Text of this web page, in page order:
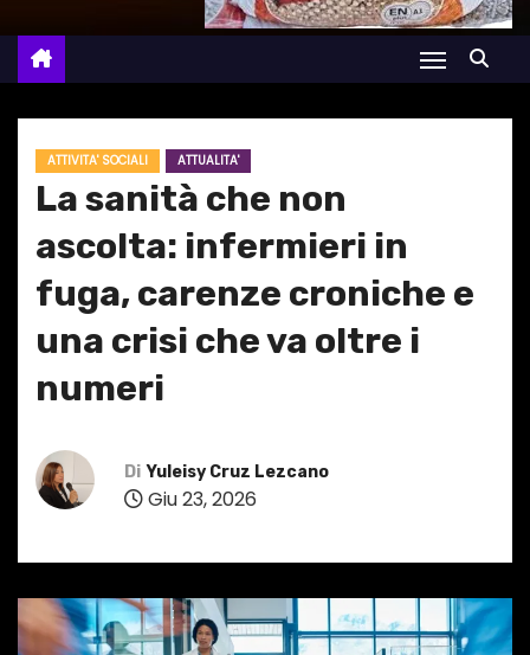
ATTIVITA' SOCIALI ATTUALITA'
La sanità che non
ascolta: infermieri in
fuga, carenze croniche e
una crisi che va oltre i
numeri
Di Yuleisy Cruz Lezcano
Giu 23, 2026